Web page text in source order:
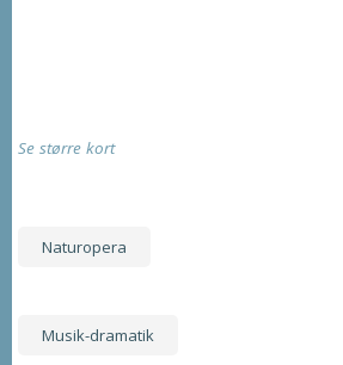
Se større kort
Naturopera
Musik-dramatik